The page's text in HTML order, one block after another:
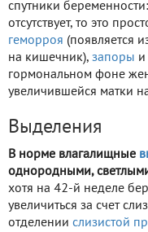
спутники
отсутствует, то это
геморроя (появляется
на кишечник), запоры и
гормональном фоне
увеличившейся матки
Выделения
В норме влагалищные
однородными,
хотя на 42-й неделе
увеличиться за счет
отделении слизистой